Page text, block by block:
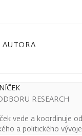
AUTORA
RESEARCH
vede a koordinuje
a politického vývoje.